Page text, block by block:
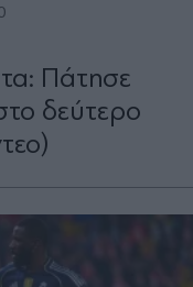
Πάτησε
δεύτερο